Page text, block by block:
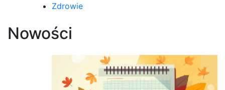
Zdrowie
Nowości